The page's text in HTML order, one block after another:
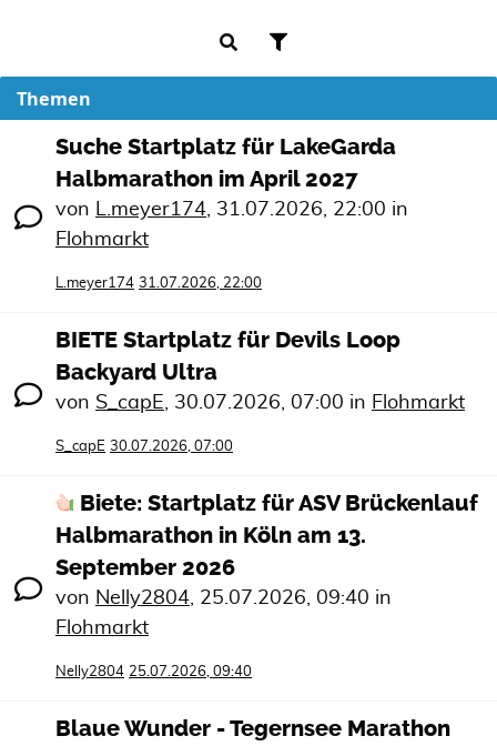
Themen
Suche Startplatz für LakeGarda
Halbmarathon im April 2027
von L.meyer174, 31.07.2026, 22:00 in
Flohmarkt
L.meyer174 31.07.2026, 22:00
BIETE Startplatz für Devils Loop
Backyard Ultra
von S_capE, 30.07.2026, 07:00 in Flohmarkt
S_capE 30.07.2026, 07:00
Biete: Startplatz für ASV Brückenlauf
Halbmarathon in Köln am 13.
September 2026
von Nelly2804, 25.07.2026, 09:40 in
Flohmarkt
Nelly2804 25.07.2026, 09:40
Blaue Wunder - Tegernsee Marathon